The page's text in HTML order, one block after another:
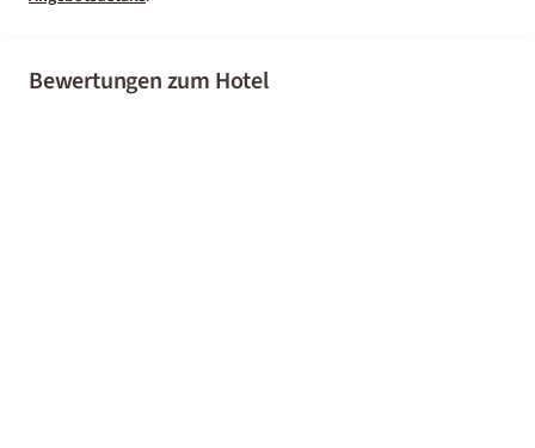
Bewertungen zum Hotel